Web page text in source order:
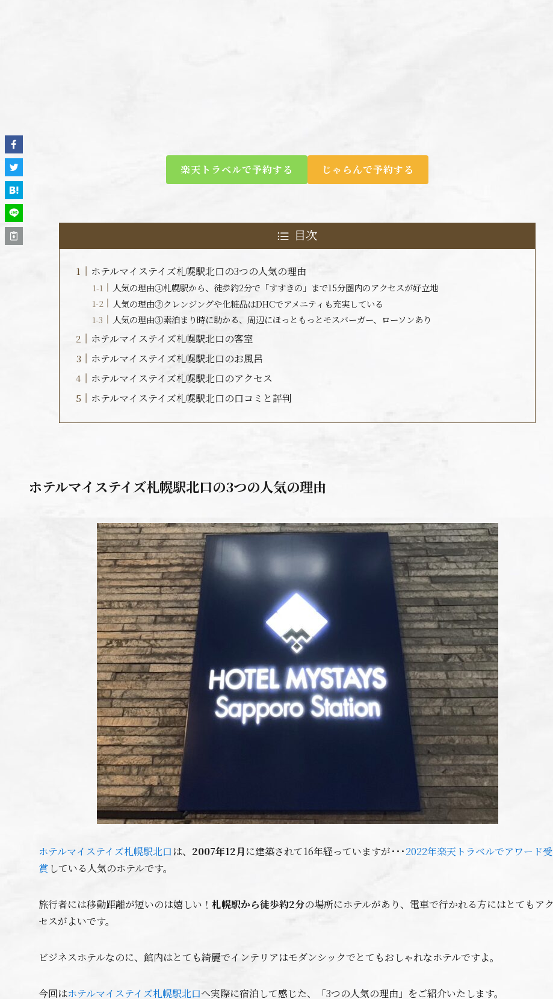
楽天トラベルで予約する じゃらんで予約する
目次
ホテルマイステイズ札幌駅北口の3つの人気の理由
人気の理由①札幌駅から、徒歩約2分で「すすきの」まで15分圏内のアクセスが好立地
人気の理由②クレンジングや化粧品はDHCでアメニティも充実している
人気の理由③素泊まり時に助かる、周辺にほっともっとモスバーガー、ローソンあり
ホテルマイステイズ札幌駅北口の客室
ホテルマイステイズ札幌駅北口のお風呂
ホテルマイステイズ札幌駅北口のアクセス
ホテルマイステイズ札幌駅北口の口コミと評判
ホテルマイステイズ札幌駅北口の3つの人気の理由
ホテルマイステイズ札幌駅北口は、 2007年12月に建築されて16年経っていますが･･･2022年楽天トラベルでアワード受
賞 している人気のホテルです。
旅行者には移動距離が短いのは嬉しい！ 札幌駅から徒歩約2分の場所にホテルがあり、電車で行かれる方にはとてもアク
セスがよいです。
ビジネスホテルなのに、館内はとても綺麗でインテリアはモダンシックでとてもおしゃれなホテルですよ。
今回はホテルマイステイズ札幌駅北口へ実際に宿泊して感じた、「3つの人気の理由」をご紹介いたします。